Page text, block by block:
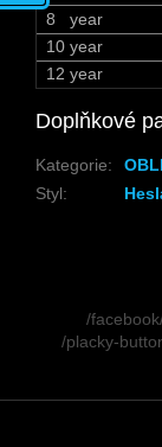
8 year
10 year
12 year
Doplňkové
Kategorie:
Styl:
/
/placky-